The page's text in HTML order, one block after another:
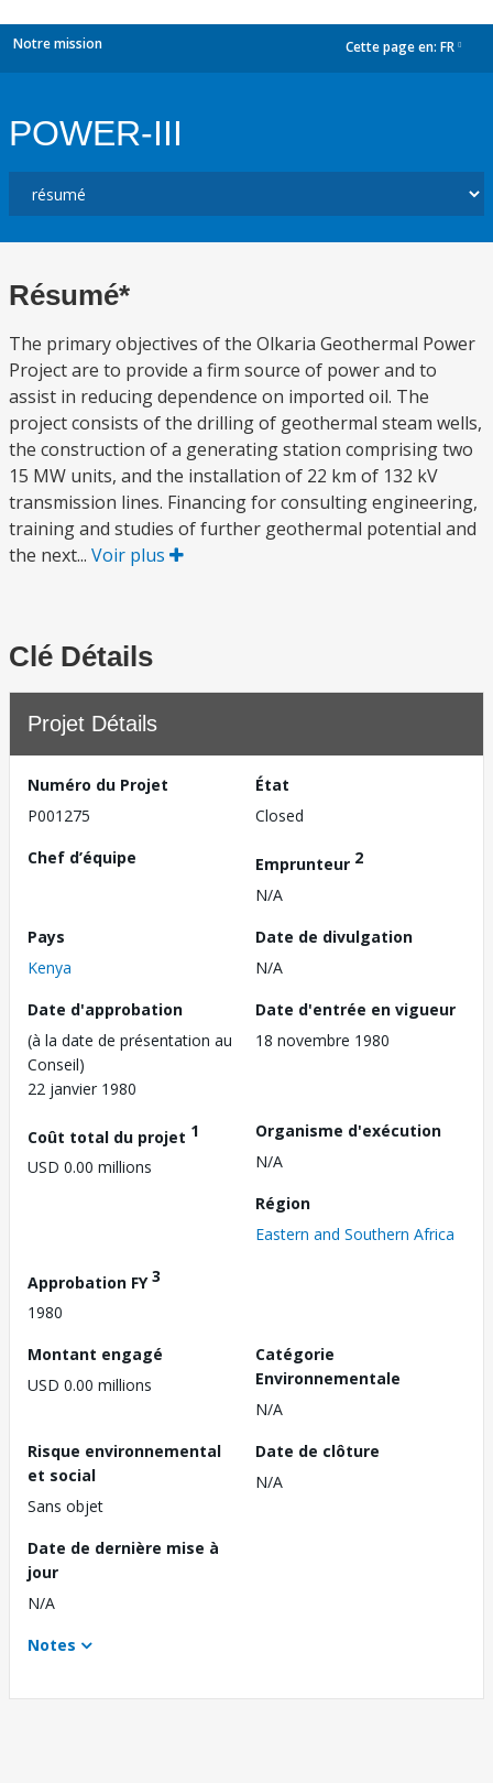
Notre mission Cette page en: FR
POWER-III
Résumé*
The primary objectives of the Olkaria Geothermal Power
Project are to provide a firm source of power and to
assist in reducing dependence on imported oil. The
project consists of the drilling of geothermal steam wells,
the construction of a generating station comprising two
15 MW units, and the installation of 22 km of 132 kV
transmission lines. Financing for consulting engineering,
training and studies of further geothermal potential and
the next... Voir plus
Clé Détails
Projet Détails
Numéro du Projet
P001275
État
Closed
Chef d’équipe
Emprunteur 2
N/A
Pays
Kenya
Date de divulgation
N/A
Date d'approbation
(à la date de présentation au
Conseil)
22 janvier 1980
Date d'entrée en vigueur
18 novembre 1980
Coût total du projet 1
USD 0.00 millions
Organisme d'exécution
N/A
Région
Eastern and Southern Africa
Approbation FY3
1980
Montant engagé
USD 0.00 millions
Catégorie
Environnementale
N/A
Risque environnemental
et social
Sans objet
Date de clôture
N/A
Date de dernière mise à
jour
N/A
Notes